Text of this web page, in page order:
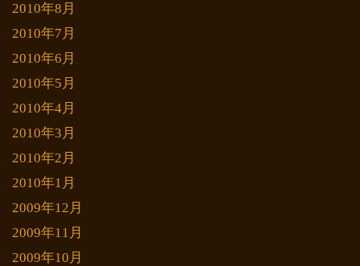
2010年8月
2010年7月
2010年6月
2010年5月
2010年4月
2010年3月
2010年2月
2010年1月
2009年12月
2009年11月
2009年10月